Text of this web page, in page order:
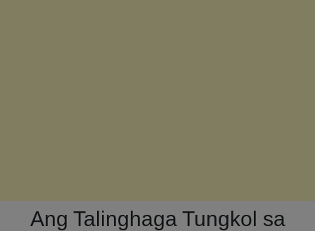
Ang Talinghaga Tungkol sa